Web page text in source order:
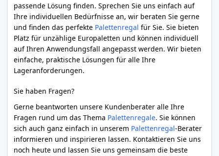
passende Lösung finden. Sprechen Sie uns einfach auf
Ihre individuellen Bedürfnisse an, wir beraten Sie gerne
und finden das perfekte Palettenregal für Sie. Sie bieten
Platz für unzählige Europaletten und können individuell
auf Ihren Anwendungsfall angepasst werden. Wir bieten
einfache, praktische Lösungen für alle Ihre
Lageranforderungen.
Sie haben Fragen?
Gerne beantworten unsere Kundenberater alle Ihre
Fragen rund um das Thema Palettenregale. Sie können
sich auch ganz einfach in unserem Palettenregal-Berater
informieren und inspirieren lassen. Kontaktieren Sie uns
noch heute und lassen Sie uns gemeinsam die beste